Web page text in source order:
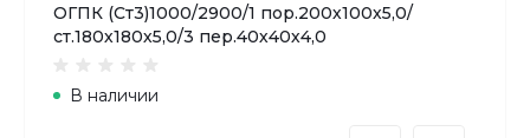
ОГПК (Ст3)1000/2900/1 пор.200х100х5,0/
ст.180х180х5,0/3 пер.40х40х4,0
В наличии